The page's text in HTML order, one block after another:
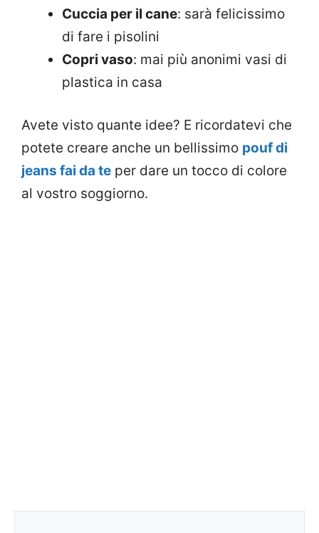
Cuccia per il cane: sarà felicissimo
di fare i pisolini
Copri vaso: mai più anonimi vasi di
plastica in casa
Avete visto quante idee? E ricordatevi che
potete creare anche un bellissimo pouf di
jeans fai da te per dare un tocco di colore
al vostro soggiorno.